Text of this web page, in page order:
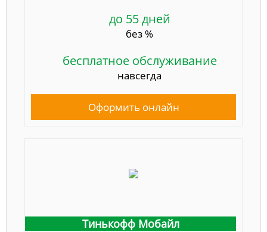
до 55 дней
без %
бесплатное обслуживание
навсегда
Оформить онлайн
Тинькофф Мобайл